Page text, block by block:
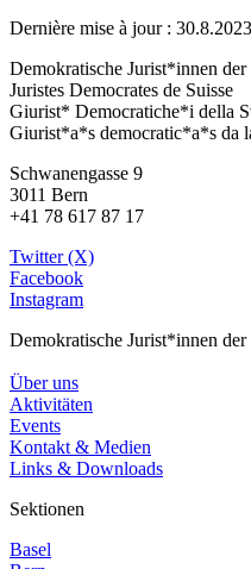
Dernière mise à jour : 30.8.2023
Demokratische Jurist*innen
Juristes Democrates de Suisse
Giurist* Democratiche*i della
Giurist*a*s democratic*a*s da
Schwanengasse 9
3011 Bern
+41 78 617 87 17
Twitter (X)
Facebook
Instagram
Demokratische Jurist*innen
Über uns
Aktivitäten
Events
Kontakt & Medien
Links & Downloads
Sektionen
Basel